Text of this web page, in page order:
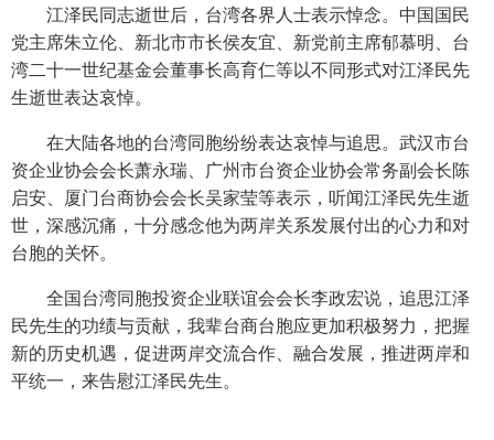
江泽民同志逝世后，台湾各界人士表示悼念。中国国民
党主席朱立伦、新北市市长侯友宜、新党前主席郁慕明、台
湾二十一世纪基金会董事长高育仁等以不同形式对江泽民先
生逝世表达哀悼。
在大陆各地的台湾同胞纷纷表达哀悼与追思。武汉市台
资企业协会会长萧永瑞、广州市台资企业协会常务副会长陈
启安、厦门台商协会会长吴家莹等表示，听闻江泽民先生逝
世，深感沉痛，十分感念他为两岸关系发展付出的心力和对
台胞的关怀。
全国台湾同胞投资企业联谊会会长李政宏说，追思江泽
民先生的功绩与贡献，我辈台商台胞应更加积极努力，把握
新的历史机遇，促进两岸交流合作、融合发展，推进两岸和
平统一，来告慰江泽民先生。